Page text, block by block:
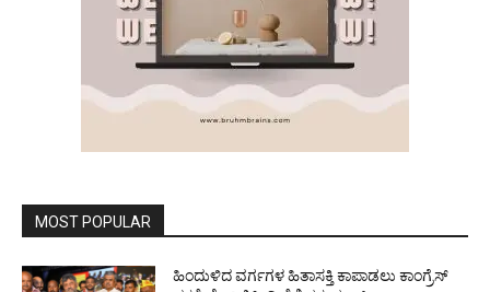
MOST POPULAR
ಹಿಂದುಳಿದ ವರ್ಗಗಳ ಹಿತಾಸಕ್ತಿ ಕಾಪಾಡಲು ಕಾಂಗ್ರೆಸ್